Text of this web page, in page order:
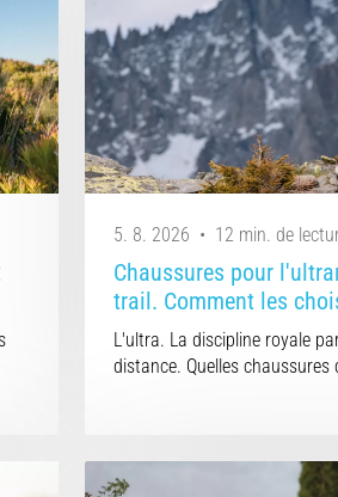
5. 8. 2026 • 12 min. de
Chaussures pour
trail. Comment les
L'ultra. La discipline royale
distance. Quelles